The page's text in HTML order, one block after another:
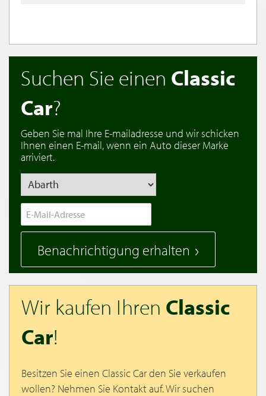
Suchen Sie einen Classic
Car?
Geben Sie mal Ihre E-mailadresse und wir schicken
Ihnen einen E-mail, wenn ein Auto dieser Marke
arriviert.
Benachrichtigung erhalten
Wir kaufen Ihren Classic
Car!
Besitzen Sie einen Classic Car den Sie verkaufen
wollen? Nehmen Sie Kontakt auf. Wir suchen